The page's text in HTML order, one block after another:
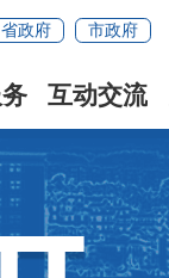
省政府 市政府
互动交流